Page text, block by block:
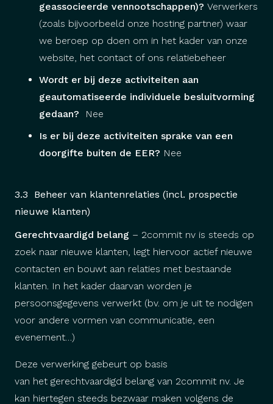
geassocieerde vennootschappen)? Verwerkers
(zoals bijvoorbeeld onze hosting partner) waar
we beroep op doen om in het kader van onze
website, het contact of ons relatiebeheer
Wordt er bij deze activiteiten aan
geautomatiseerde individuele besluitvorming
gedaan? Nee
Is er bij deze activiteiten sprake van een
doorgifte buiten de EER? Nee
3.3 Beheer van klantenrelaties (incl. prospectie
nieuwe klanten)
Gerechtvaardigd belang – 2commit nv is steeds op
zoek naar nieuwe klanten, legt hiervoor actief nieuwe
contacten en bouwt aan relaties met bestaande
klanten. In het kader daarvan worden je
persoonsgegevens verwerkt (bv. om je uit te nodigen
voor andere vormen van communicatie, een
evenement…)
Deze verwerking gebeurt op basis
van het gerechtvaardigd belang van 2commit nv. Je
kan hiertegen steeds bezwaar maken volgens de